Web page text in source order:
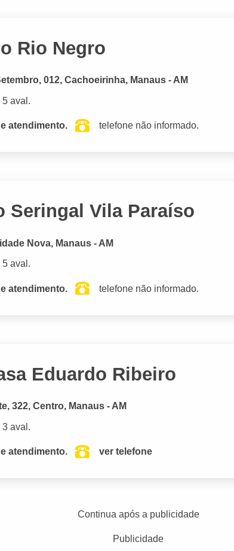
Rio Negro
012, Cachoeirinha, Manaus - AM
5 aval.
atendimento. telefone não informado.
Seringal Vila Paraíso
Nova, Manaus - AM
5 aval.
atendimento. telefone não informado.
Eduardo Ribeiro
322, Centro, Manaus - AM
3 aval.
atendimento. ver telefone
Continua após a publicidade
Publicidade